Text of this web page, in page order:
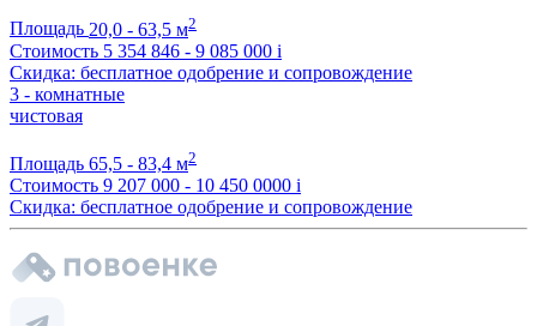
Площадь 20,0 - 63,5 м2
Стоимость 5 354 846 - 9 085 000 i
Скидка: бесплатное одобрение и сопровождение
3 - комнатные
чистовая
Площадь 65,5 - 83,4 м2
Стоимость 9 207 000 - 10 450 0000 i
Скидка: бесплатное одобрение и сопровождение